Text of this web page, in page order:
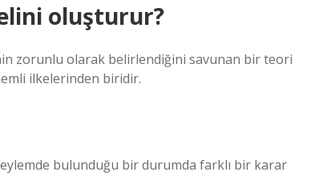
oluşturur?
zorunlu olarak belirlendiğini savunan bir teori
ilkelerinden biridir.
bulunduğu bir durumda farklı bir karar